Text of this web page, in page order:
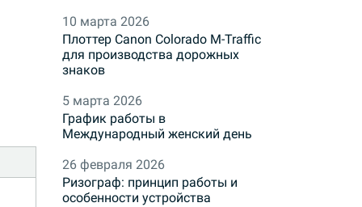
10 марта 2026
Плоттер Canon Colorado M-Traffic
для производства дорожных
знаков
5 марта 2026
График работы в
Международный женский день
26 февраля 2026
Ризограф: принцип работы и
особенности устройства